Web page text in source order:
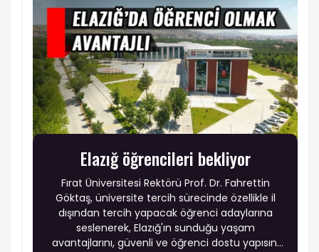
Elazığ öğrencileri bekliyor
Fırat Üniversitesi Rektörü Prof. Dr. Fahrettin
Göktaş, üniversite tercih sürecinde özellikle il
dışından tercih yapacak öğrenci adaylarına
seslenerek, Elazığ'ın sunduğu yaşam
avantajlarını, güvenli ve öğrenci dostu yapısını